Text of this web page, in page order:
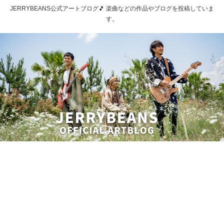
JERRYBEANS公式アートブログ🎵 楽曲などの作品やブログを投稿していま
す。